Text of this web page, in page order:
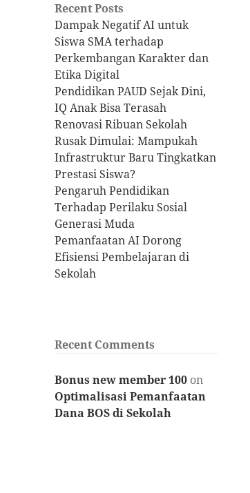
Recent Posts
Dampak Negatif AI untuk
Siswa SMA terhadap
Perkembangan Karakter dan
Etika Digital
Pendidikan PAUD Sejak Dini,
IQ Anak Bisa Terasah
Renovasi Ribuan Sekolah
Rusak Dimulai: Mampukah
Infrastruktur Baru Tingkatkan
Prestasi Siswa?
Pengaruh Pendidikan
Terhadap Perilaku Sosial
Generasi Muda
Pemanfaatan AI Dorong
Efisiensi Pembelajaran di
Sekolah
Recent Comments
Bonus new member 100 on
Optimalisasi Pemanfaatan
Dana BOS di Sekolah